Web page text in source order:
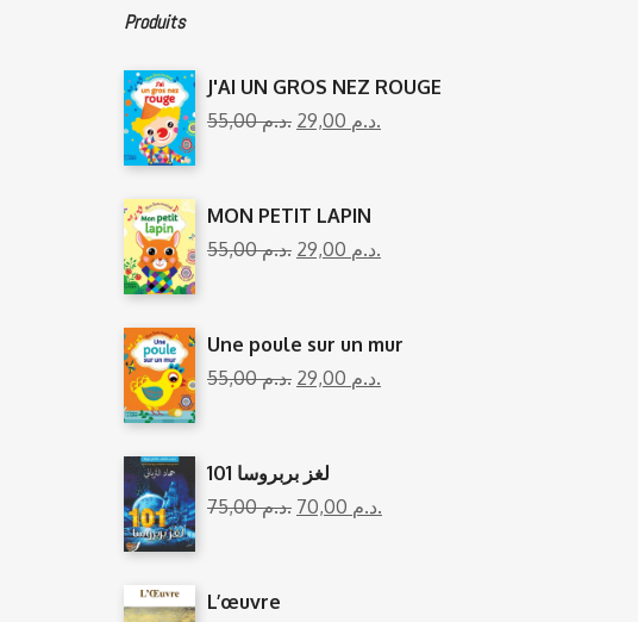
Produits
J'AI UN GROS NEZ ROUGE
55,00
د.م. 29,00 د.م.
MON PETIT LAPIN
55,00
د.م. 29,00 د.م.
Une poule sur un mur
55,00
د.م. 29,00 د.م.
101 لغز بربروسا
75,00
د.م. 70,00 د.م.
L’œuvre